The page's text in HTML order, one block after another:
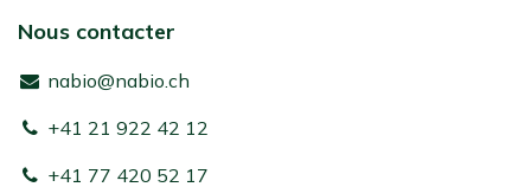
Nous contacter
nabio@nabio.ch
+41 21 922 42 12
+41 77 420 52 17